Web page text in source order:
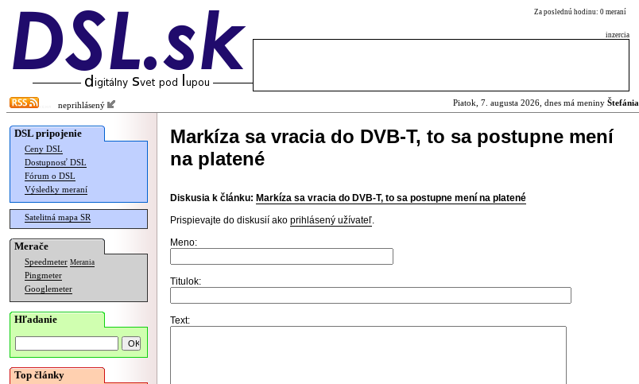
Za poslednú hodinu: 0 meraní
inzercia
neprihlásený Piatok, 7. augusta 2026, dnes má meniny Štefánia
DSL pripojenie
Ceny DSL
Dostupnosť DSL
Fórum o DSL
Výsledky meraní
Satelitná mapa SR
Merače
Speedmeter Merania
Pingmeter
Googlemeter
Hľadanie
Top články
Markíza sa vracia do DVB-T, to sa postupne mení
na platené
Diskusia k článku: Markíza sa vracia do DVB-T, to sa postupne mení na platené
Prispievajte do diskusií ako prihlásený užívateľ.
Meno:
Titulok:
Text: